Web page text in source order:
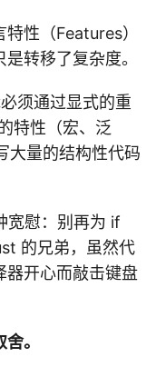
性（Features）
转移了复杂度。
须通过显式的重
特性（宏、泛
大量的结构性代码
宽慰：别再为 if
的兄弟，虽然代
器开心而敲击键盘
。